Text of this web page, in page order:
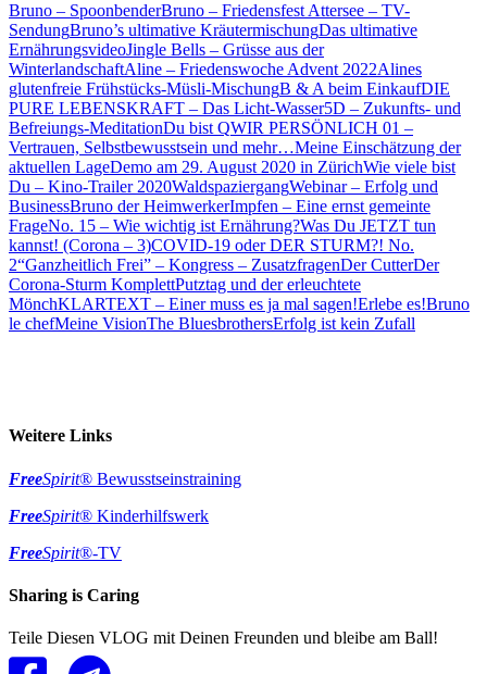
Bruno – SpoonbenderBruno – Friedensfest Attersee – TV-
SendungBruno’s ultimative KräutermischungDas ultimative
ErnährungsvideoJingle Bells – Grüsse aus der
WinterlandschaftAline – Friedenswoche Advent 2022Alines
glutenfreie Frühstücks-Müsli-MischungB & A beim EinkaufDIE
PURE LEBENSKRAFT – Das Licht-Wasser5D – Zukunfts- und
Befreiungs-MeditationDu bist QWIR PERSÖNLICH 01 –
Vertrauen, Selbstbewusstsein und mehr…Meine Einschätzung der
aktuellen LageDemo am 29. August 2020 in ZürichWie viele bist
Du – Kino-Trailer 2020WaldspaziergangWebinar – Erfolg und
BusinessBruno der HeimwerkerImpfen – Eine ernst gemeinte
FrageNo. 15 – Wie wichtig ist Ernährung?Was Du JETZT tun
kannst! (Corona – 3)COVID-19 oder DER STURM?! No.
2“Ganzheitlich Frei” – Kongress – ZusatzfragenDer CutterDer
Corona-Sturm KomplettPutztag und der erleuchtete
MönchKLARTEXT – Einer muss es ja mal sagen!Erlebe es!Bruno
le chefMeine VisionThe BluesbrothersErfolg ist kein Zufall
Weitere Links
FreeSpirit® Bewusstseinstraining
FreeSpirit® Kinderhilfswerk
FreeSpirit®-TV
Sharing is Caring
Teile Diesen VLOG mit Deinen Freunden und bleibe am Ball!